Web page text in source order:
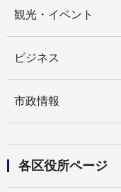
観光・イベント
ビジネス
市政情報
各区役所ページ